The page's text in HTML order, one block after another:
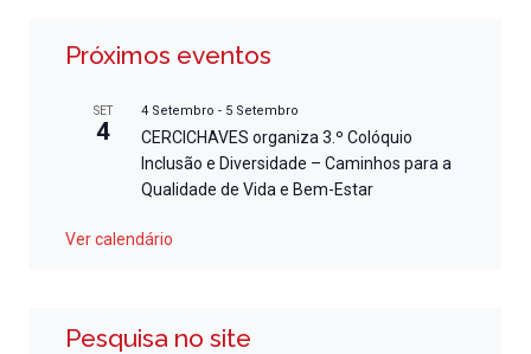
Próximos eventos
SET
4
4 Setembro - 5 Setembro
CERCICHAVES organiza 3.º Colóquio
Inclusão e Diversidade – Caminhos para a
Qualidade de Vida e Bem-Estar
Ver calendário
Pesquisa no site